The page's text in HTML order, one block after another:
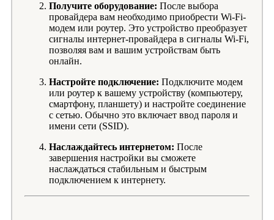
Получите оборудование: После выбора
провайдера вам необходимо приобрести Wi-Fi-
модем или роутер. Это устройство преобразует
сигналы интернет-провайдера в сигналы Wi-Fi,
позволяя вам и вашим устройствам быть
онлайн.
Настройте подключение: Подключите модем
или роутер к вашему устройству (компьютеру,
смартфону, планшету) и настройте соединение
с сетью. Обычно это включает ввод пароля и
имени сети (SSID).
Наслаждайтесь интернетом: После
завершения настройки вы сможете
наслаждаться стабильным и быстрым
подключением к интернету.